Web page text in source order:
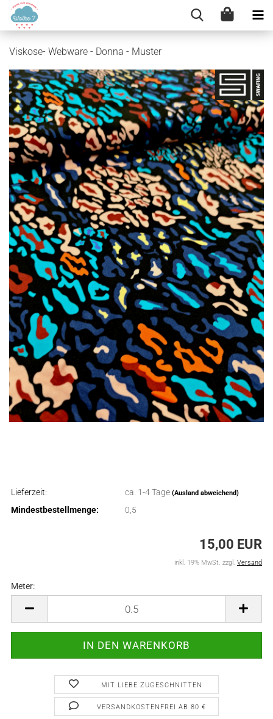
Viskose- Webware - Donna - Muster
Lieferzeit: ca. 1-4 Tage (Ausland abweichend)
Mindestbestellmenge: 0,5
15,00 EUR
inkl. 19% MwSt. zzgl. Versand
Meter:
MIT LIEBE ZUGESCHNITTEN
VERSANDKOSTENFREI AB 80 €